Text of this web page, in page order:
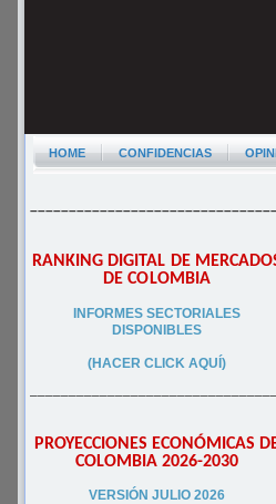
HOME CONFIDENCIAS
RANKING DIGITAL DE
DE COLOMBIA
INFORMES SECTORIALES
DISPONIBLES
(HACER CLICK AQUÍ)
PROYECCIONES ECONÓMICAS
COLOMBIA 2026-2030
VERSIÓN JULIO 2026